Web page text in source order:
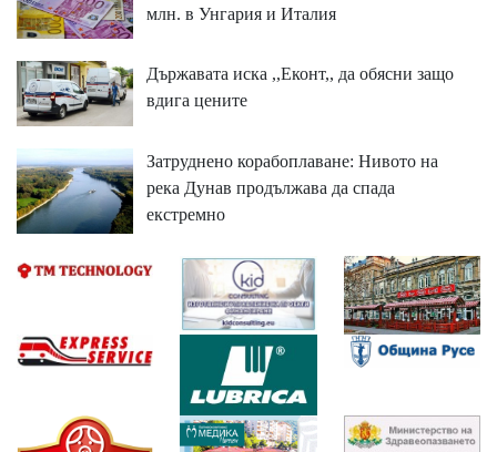
млн. в Унгария и Италия
Държавата иска ,,Еконт,, да обясни защо
вдига цените
Затруднено корабоплаване: Нивото на
река Дунав продължава да спада
екстремно